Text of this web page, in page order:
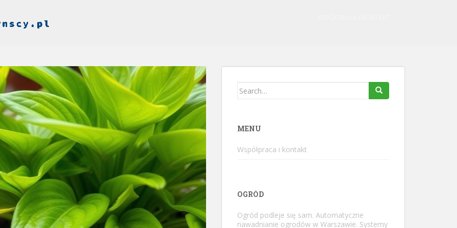
Search
MENU
Współpraca i kontakt
OGRÓD
Ogród podleje się sam. Automatyczne
nawadnianie ogrodów w Warszawie. Systemy